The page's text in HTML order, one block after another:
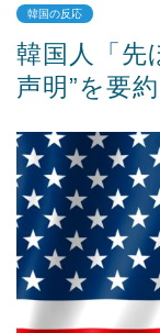
Powered by
韓国の反応
韓国人「先
声明”を要